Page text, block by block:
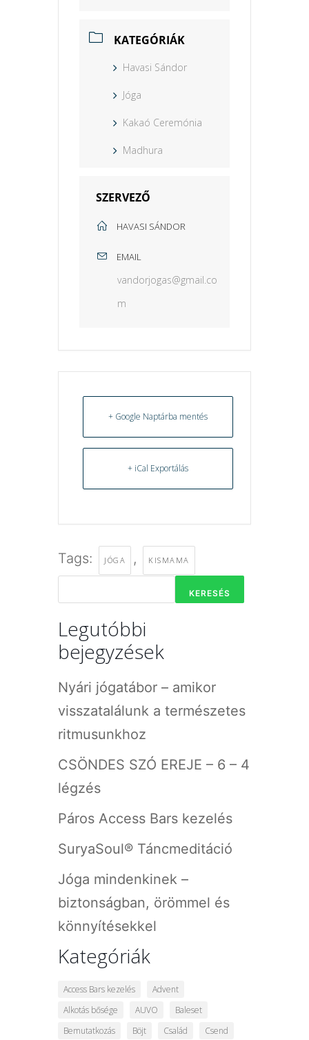
KATEGÓRIÁK
Havasi Sándor
Jóga
Kakaó Ceremónia
Madhura
SZERVEZŐ
HAVASI SÁNDOR
EMAIL
vandorjogas@gmail.co
m
+ Google Naptárba mentés
+ iCal Exportálás
Tags: JÓGA , KISMAMA
KERESÉS
Legutóbbi
bejegyzések
Nyári jógatábor – amikor
visszatalálunk a természetes
ritmusunkhoz
CSÖNDES SZÓ EREJE – 6 – 4
légzés
Páros Access Bars kezelés
SuryaSoul® Táncmeditáció
Jóga mindenkinek –
biztonságban, örömmel és
könnyítésekkel
Kategóriák
Access Bars kezelés
Advent
Alkotás bősége
AUVO
Baleset
Bemutatkozás
Böjt Család
Csend